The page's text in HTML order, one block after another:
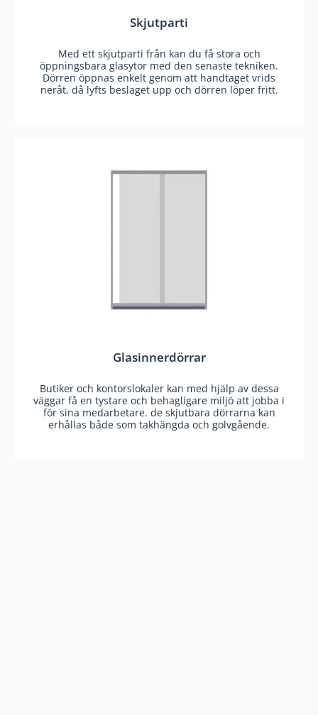
Skjutparti
Med ett skjutparti från kan du få stora och
öppningsbara glasytor med den senaste tekniken.
Dörren öppnas enkelt genom att handtaget vrids
neråt, då lyfts beslaget upp och dörren löper fritt.
Glasinnerdörrar
Butiker och kontorslokaler kan med hjälp av dessa
väggar få en tystare och behagligare miljö att jobba i
för sina medarbetare. de skjutbara dörrarna kan
erhållas både som takhängda och golvgående.